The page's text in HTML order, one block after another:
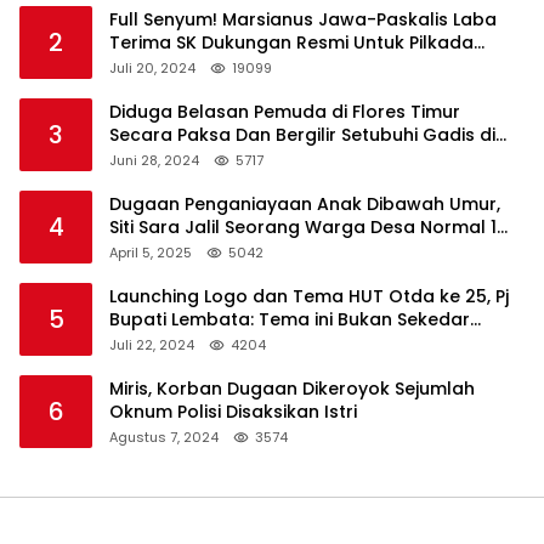
2
Full Senyum! Marsianus Jawa-Paskalis Laba
Terima SK Dukungan Resmi Untuk Pilkada
Lembata
Juli 20, 2024 19099
3
Diduga Belasan Pemuda di Flores Timur
Secara Paksa Dan Bergilir Setubuhi Gadis di
Bawah Umur
Juni 28, 2024 5717
4
Dugaan Penganiayaan Anak Dibawah Umur,
Siti Sara Jalil Seorang Warga Desa Normal 1
Melapor ke Polisi
April 5, 2025 5042
5
Launching Logo dan Tema HUT Otda ke 25, Pj
Bupati Lembata: Tema ini Bukan Sekedar
Refleksi Semalam
Juli 22, 2024 4204
6
Miris, Korban Dugaan Dikeroyok Sejumlah
Oknum Polisi Disaksikan Istri
Agustus 7, 2024 3574